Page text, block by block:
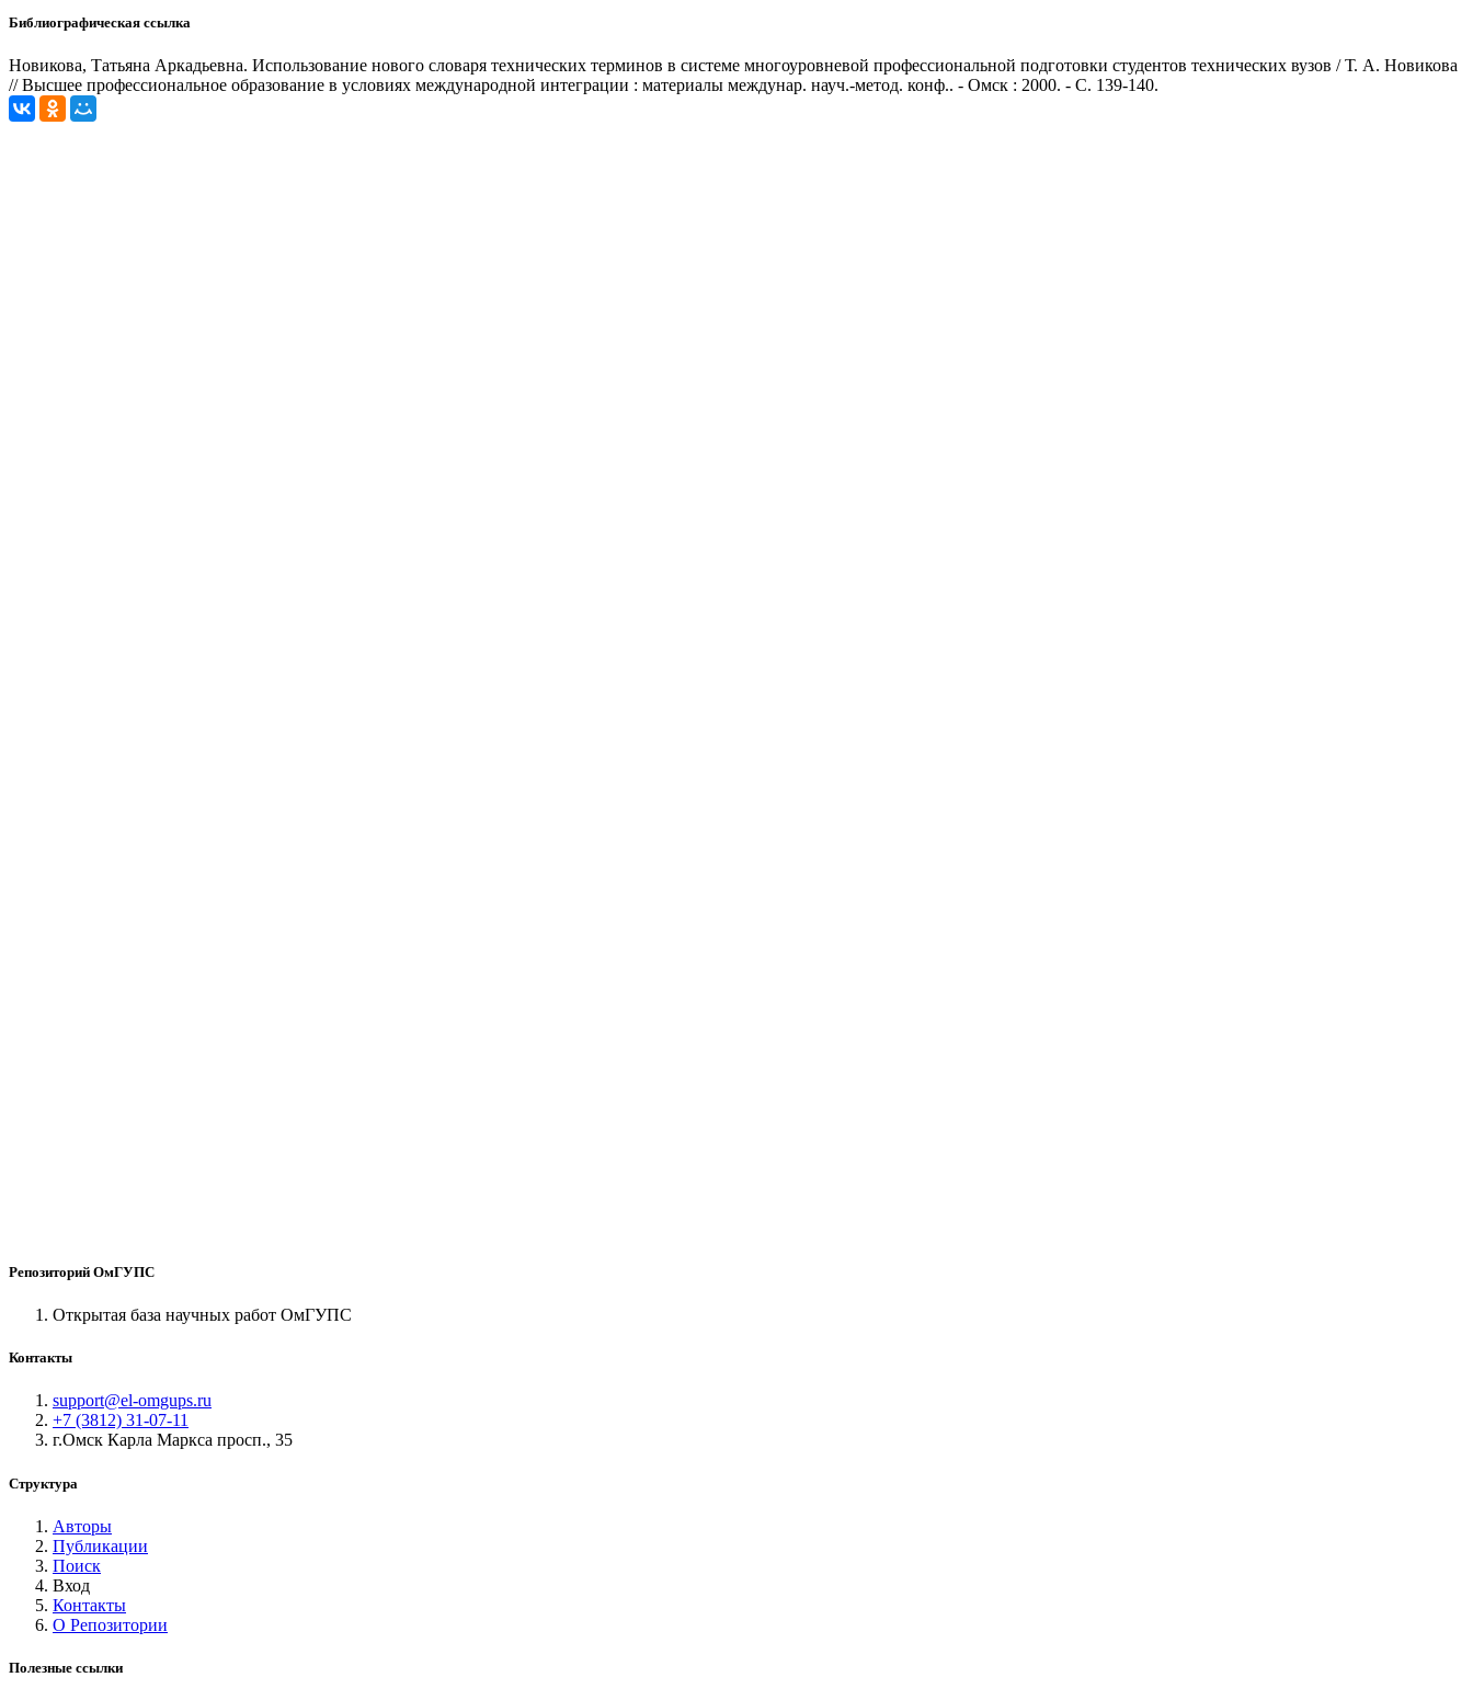
Библиографическая ссылка
Новикова, Татьяна Аркадьевна. Использование нового словаря технических терминов в системе многоуровневой профессиональной подготовки студентов технических вузов / Т. А. Новикова
// Высшее профессиональное образование в условиях международной интеграции : материалы междунар. науч.-метод. конф.. - Омск : 2000. - С. 139-140.
Репозиторий ОмГУПС
Открытая база научных работ ОмГУПС
Контакты
support@el-omgups.ru
+7 (3812) 31-07-11
г.Омск Карла Маркса просп., 35
Структура
Авторы
Публикации
Поиск
Вход
Контакты
О Репозитории
Полезные ссылки